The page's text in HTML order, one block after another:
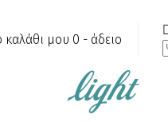
καλάθι μου 0 - άδειο